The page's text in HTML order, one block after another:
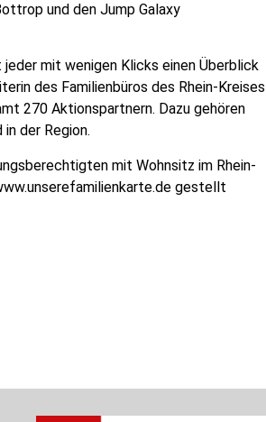
und den Jump Galaxy
mit wenigen Klicks einen Überblick
des Familienbüros des Rhein-Kreises
270 Aktionspartnern. Dazu gehören
der Region.
mit Wohnsitz im Rhein-
gestellt